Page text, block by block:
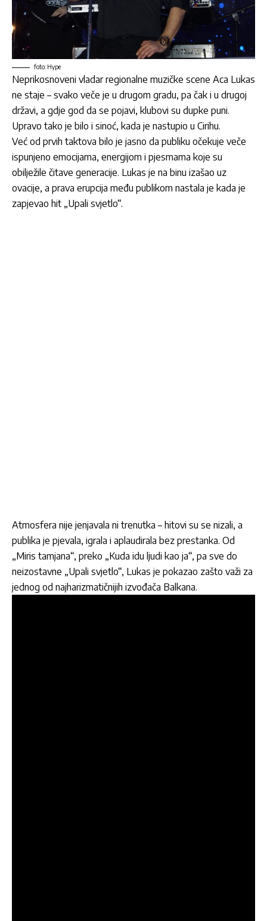
foto: Hype
Neprikosnoveni vladar regionalne muzičke scene Aca Lukas
ne staje – svako veče je u drugom gradu, pa čak i u drugoj
državi, a gdje god da se pojavi, klubovi su dupke puni.
Upravo tako je bilo i sinoć, kada je nastupio u Cirihu.
Već od prvih taktova bilo je jasno da publiku očekuje veče
ispunjeno emocijama, energijom i pjesmama koje su
obilježile čitave generacije. Lukas je na binu izašao uz
ovacije, a prava erupcija među publikom nastala je kada je
zapjevao hit „Upali svjetlo“.
Atmosfera nije jenjavala ni trenutka – hitovi su se nizali, a
publika je pjevala, igrala i aplaudirala bez prestanka. Od
„Miris tamjana“, preko „Kuda idu ljudi kao ja“, pa sve do
neizostavne „Upali svjetlo“, Lukas je pokazao zašto važi za
jednog od najharizmatičnijih izvođača Balkana.